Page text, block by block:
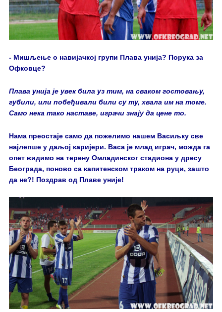
- Мишљење о навијачкој групи Плава унија? Порука за
Офковце?
Плава унија је увек била уз тим, на сваком гостовању,
губили, или побеђивали били су ту, хвала им на томе.
Само нека тако наставе, играчи знају да цене то.
Нама преостаје само да пожелимо нашем Васиљку све
најлепше у даљој каријери. Васа је млад играч, можда га
опет видимо на терену Омладинског стадиона у дресу
Београда, поново са капитенском траком на руци, зашто
да не?! Поздрав од Плаве уније!